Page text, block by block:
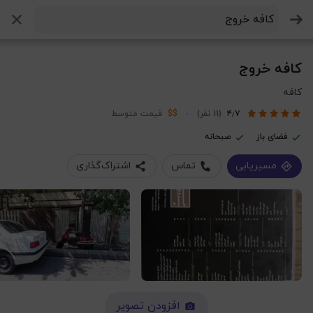
کافه خروج
کافه
۴٫۷ (11 نفر) $$ قیمت متوسط
فضای باز صبحانه
مسیریابی تماس اشتراک‌گذاری
افزودن تصویر
جستجو